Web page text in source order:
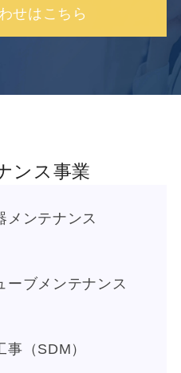
せはこちら
ンス事業
メンテナンス
ーブメンテナンス
事（SDM）